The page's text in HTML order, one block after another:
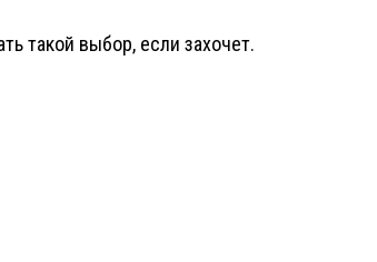
такой выбор, если захочет.